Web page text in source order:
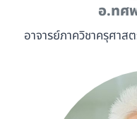
อ.ทศ
อาจารย์ภาควิชาครุศา